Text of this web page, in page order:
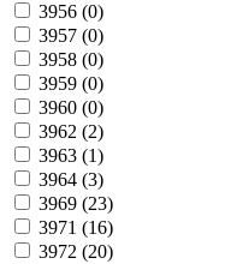
3956 (0)
3957 (0)
3958 (0)
3959 (0)
3960 (0)
3962 (2)
3963 (1)
3964 (3)
3969 (23)
3971 (16)
3972 (20)